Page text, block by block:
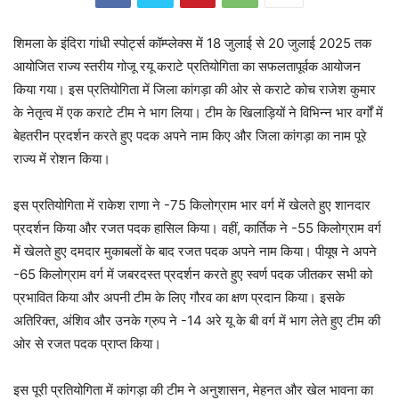
शिमला के इंदिरा गांधी स्पोर्ट्स कॉम्प्लेक्स में 18 जुलाई से 20 जुलाई 2025 तक
आयोजित राज्य स्तरीय गोजू रयू कराटे प्रतियोगिता का सफलतापूर्वक आयोजन
किया गया। इस प्रतियोगिता में जिला कांगड़ा की ओर से कराटे कोच राजेश कुमार
के नेतृत्व में एक कराटे टीम ने भाग लिया। टीम के खिलाड़ियों ने विभिन्न भार वर्गों में
बेहतरीन प्रदर्शन करते हुए पदक अपने नाम किए और जिला कांगड़ा का नाम पूरे
राज्य में रोशन किया।
इस प्रतियोगिता में राकेश राणा ने -75 किलोग्राम भार वर्ग में खेलते हुए शानदार
प्रदर्शन किया और रजत पदक हासिल किया। वहीं, कार्तिक ने -55 किलोग्राम वर्ग
में खेलते हुए दमदार मुकाबलों के बाद रजत पदक अपने नाम किया। पीयूष ने अपने
-65 किलोग्राम वर्ग में जबरदस्त प्रदर्शन करते हुए स्वर्ण पदक जीतकर सभी को
प्रभावित किया और अपनी टीम के लिए गौरव का क्षण प्रदान किया। इसके
अतिरिक्त, अंशिव और उनके ग्रुप ने -14 अरे यू के बी वर्ग में भाग लेते हुए टीम की
ओर से रजत पदक प्राप्त किया।
इस पूरी प्रतियोगिता में कांगड़ा की टीम ने अनुशासन, मेहनत और खेल भावना का